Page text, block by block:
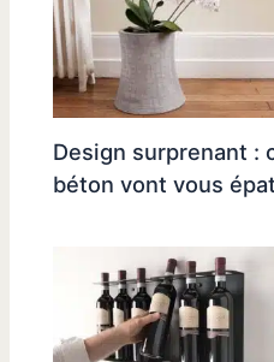
Design surprenant :
béton vont vous